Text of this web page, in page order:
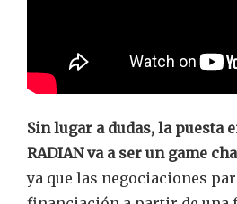
Sin lugar a dudas, la puesta
RADIAN va a ser un game
ya que las negociaciones